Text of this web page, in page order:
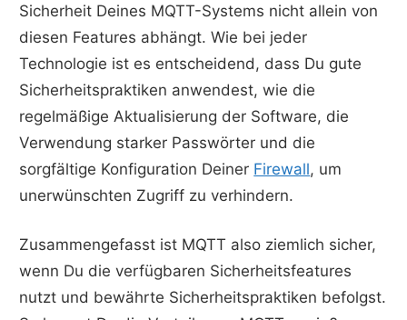
Sicherheit Deines MQTT-Systems nicht allein von
diesen Features abhängt. Wie bei jeder
Technologie ist es entscheidend, dass Du gute
Sicherheitspraktiken anwendest, wie die
regelmäßige Aktualisierung der Software, die
Verwendung starker Passwörter und die
sorgfältige Konfiguration Deiner Firewall, um
unerwünschten Zugriff zu verhindern.
Zusammengefasst ist MQTT also ziemlich sicher,
wenn Du die verfügbaren Sicherheitsfeatures
nutzt und bewährte Sicherheitspraktiken befolgst.